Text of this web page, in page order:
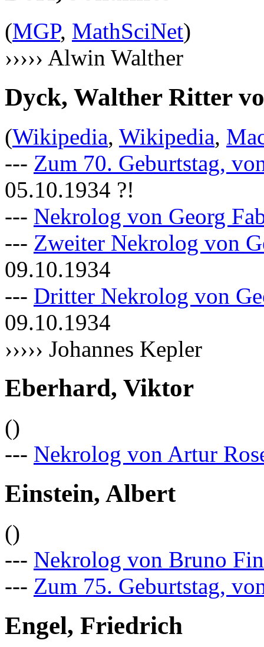
(MGP, MathSciNet)
››››› Alwin Walther
Dyck, Walther Ritter
(Wikipedia, Wikipedia,
--- Zum 70. Geburtstag,
05.10.1934 ?!
--- Nekrolog von Georg
--- Zweiter Nekrolog von
09.10.1934
--- Dritter Nekrolog von
09.10.1934
››››› Johannes Kepler
Eberhard, Viktor
()
--- Nekrolog von Artur
Einstein, Albert
()
--- Nekrolog von Bruno
--- Zum 75. Geburtstag,
Engel, Friedrich